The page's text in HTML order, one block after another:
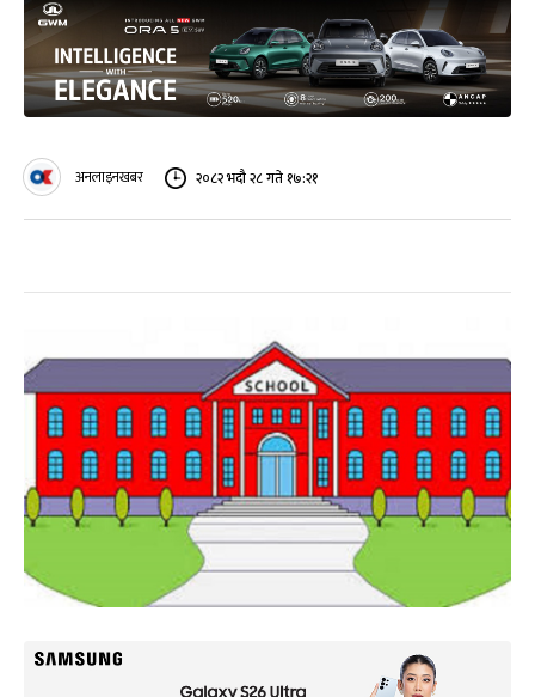
अनलाइनखबर २०८२ भदौ २८ गते १७:२१